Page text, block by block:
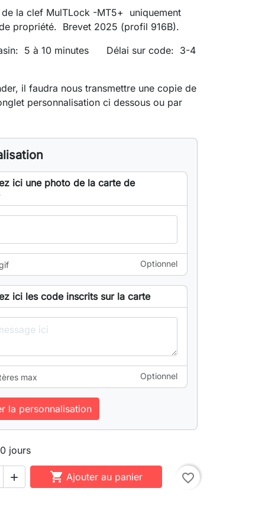
de la clef MulTLock -MT5+ uniquement
propriété. Brevet 2025 (profil 916B).
5 à 10 minutes Délai sur code: 3-4
il faudra nous transmettre une copie de
personnalisation ci dessous ou par
ici une photo de la carte de
Optionnel
ici les code inscrits sur la carte
max Optionnel
la personnalisation
jours
  Ajouter au panier favorite_border